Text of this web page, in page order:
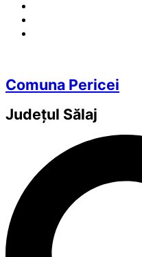
Comuna Pericei
Județul Sălaj